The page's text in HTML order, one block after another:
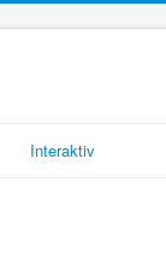
Interaktiv